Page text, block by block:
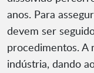
anos. Para
devem ser
procedimentos. A
indústria, dando